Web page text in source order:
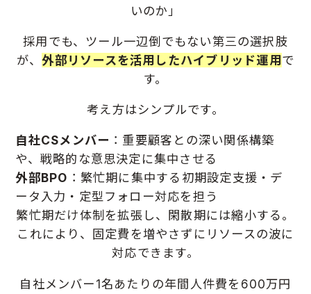
いのか」
採用でも、ツール一辺倒でもない第三の選択肢
が、外部リソースを活用したハイブリッド運用で
す。
考え方はシンプルです。
自社CSメンバー ：重要顧客との深い関係構築
や、戦略的な意思決定に集中させる
外部BPO ：繁忙期に集中する初期設定支援・デ
ータ入力・定型フォロー対応を担う
繁忙期だけ体制を拡張し、閑散期には縮小する。
これにより、固定費を増やさずにリソースの波に
対応できます。
自社メンバー1名あたりの年間人件費を600万円